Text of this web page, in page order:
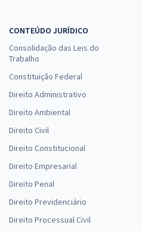
CONTEÚDO JURÍDICO
Consolidação das Leis do
Trabalho
Constituição Federal
Direito Administrativo
Direito Ambiental
Direito Civil
Direito Constitucional
Direito Empresarial
Direito Penal
Direito Previdenciário
Direito Processual Civil